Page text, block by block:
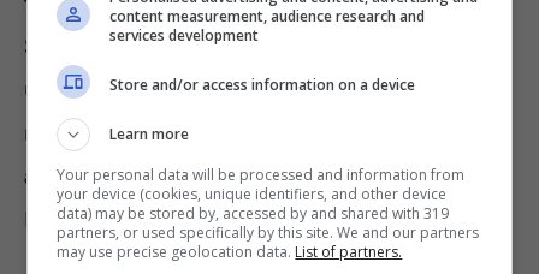
Si tratta di una particolarità che può rendere
un messaggino davvero inedito e gradito al
mittente. Enon è necessario installare altre
applicazioni o software per poterlo fare.
Ecco i sistemi, sia per Android che iOS.
content measurement, audience research and
services development
Store and/or access information on a device
Learn more
Your personal data will be processed and information from
your device (cookies, unique identifiers, and other device
data) may be stored by, accessed by and shared with 319
partners, or used specifically by this site. We and our partners
may use precise geolocation data. List of partners.